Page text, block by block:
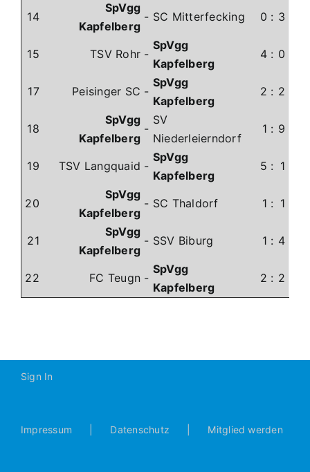
14
SpVgg
Kapfelberg
- SC Mitterfecking 0 : 3
15 TSV Rohr -
SpVgg
Kapfelberg
4 : 0
17 Peisinger SC -
SpVgg
Kapfelberg
2 : 2
18
SpVgg
Kapfelberg
-
SV
Niederleierndorf
1 : 9
19 TSV Langquaid -
SpVgg
Kapfelberg
5 : 1
20
SpVgg
Kapfelberg
- SC Thaldorf 1 : 1
21
SpVgg
Kapfelberg
- SSV Biburg 1 : 4
22 FC Teugn -
SpVgg
Kapfelberg
2 : 2
Sign In
Impressum Datenschutz Mitglied werden